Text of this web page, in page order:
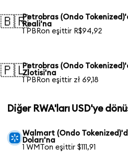
🇧🇷Petrobras (Ondo
Reali'na
1 PBRon eşittir R$94,92
🇵🇱Petrobras (Ondo
Zlotisi'na
1 PBRon eşittir zł 69,18
Diğer RWA'ları USD'ye
Walmart (Ondo
Doları'na
1 WMTon eşittir $111,91